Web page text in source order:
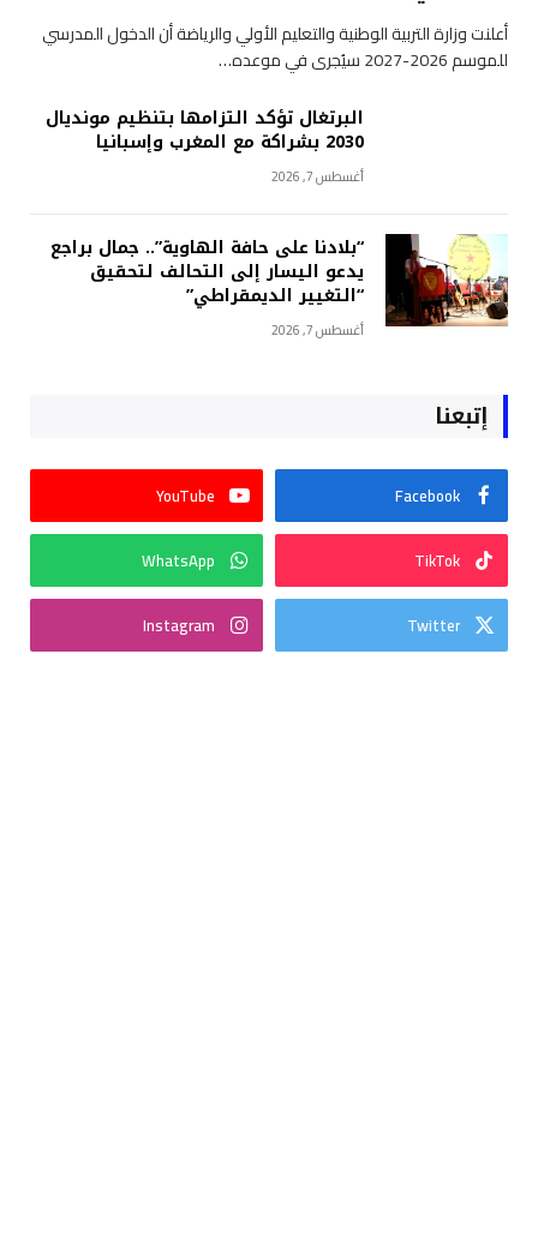
أعلنت وزارة التربية الوطنية والتعليم الأولي والرياضة أن الدخول المدرسي
للموسم 2026-2027 سيُجرى في موعده…
البرتغال تؤكد التزامها بتنظيم مونديال
2030 بشراكة مع المغرب وإسبانيا
أغسطس 7, 2026
“بلادنا على حافة الهاوية”.. جمال براجع
يدعو اليسار إلى التحالف لتحقيق
“التغيير الديمقراطي”
أغسطس 7, 2026
إتبعنا
Facebook
YouTube
TikTok
WhatsApp
Twitter
Instagram